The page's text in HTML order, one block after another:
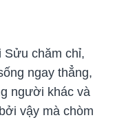
Sửu chăm chỉ,
ngay thẳng,
người khác và
vậy mà chòm